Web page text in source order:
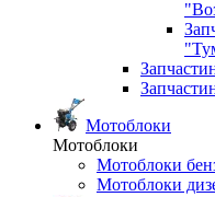
Мотоблоки
Мотоблоки
Мотоблоки
Мотоблоки